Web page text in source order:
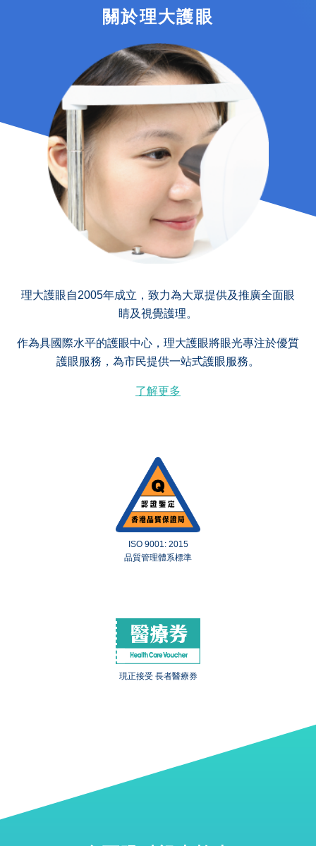
關於理大護眼
理大護眼自2005年成立，致力為大眾提供及推廣全面眼
睛及視覺護理。
作為具國際水平的護眼中心，理大護眼將眼光專注於優質
護眼服務，為市民提供一站式護眼服務。
了解更多
ISO 9001: 2015
品質管理體系標準
現正接受 長者醫療券